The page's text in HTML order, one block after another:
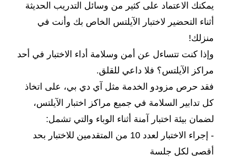
يمكنك الاعتماد على كثير من وسائل التدريب الحديثة
أثناء التحضير لاختبار الآيلتس الخاص بك وأنت في
منزلك!
وإذا كنت تتساءل عن أمن وسلامة أداء الاختبار في أحد
مراكز الآيلتس؟ فلا داعي للقلق.
فقد حرص مزودو الخدمة مثل آي دي بي، على اتخاذ
كل تدابير السلامة في جميع مراكز اختبار الآيلتس،
لضمان بيئة اختبار آمنة أثناء الوباء والتي تشمل:
- إجراء الاختبار لعدد 10 من المتقدمين للاختبار بحد
أقصى لكل جلسة